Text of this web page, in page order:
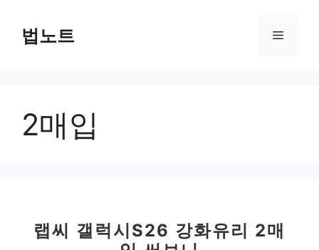
법노트 메
2매입
랩씨 갤럭시S26 강화유리 2매